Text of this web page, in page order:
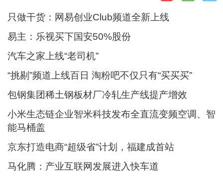
只做干货：网易创业Club频道全新上线
易主：乐视买下国安50%股份
汽车之家上线“老司机”
“挑剔”频道上线百日 淘粉吧不仅只有“买买买”
包钢集团稀土钢板材厂冷轧生产线提产增效
小米生态链企业智米科技发布全直流变频空调、智
能马桶盖
京东打造电商“超级省”计划，福建成首站
马化腾：产业互联网发展进入快车道